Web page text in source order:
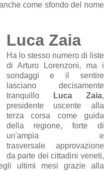
come sfondo del nome
Luca Zaia
Ha lo stesso numero di liste
di Arturo Lorenzoni, ma i
sondaggi e il sentire
lasciano decisamente
tranquillo
Luca Zaia,
presidente uscente alla
terza corsa come guida
della regione, forte di
un'ampia e
trasversale approvazione
da parte dei cittadini veneti,
ultimi mesi grazie alla